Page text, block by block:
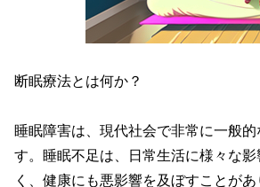
断眠療法とは何か？
睡眠障害は、現代社会で非常に一般的
す。睡眠不足は、日常生活に様々な
く、健康にも悪影響を及ぼすことがあ